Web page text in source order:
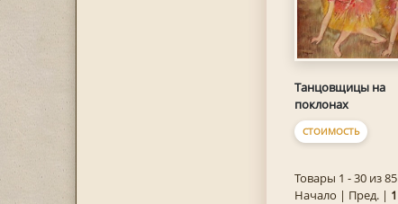
Танцовщицы на
поклонах
СТОИМОСТЬ
Товары 1 - 30 из 85
Начало | Пред. | 1